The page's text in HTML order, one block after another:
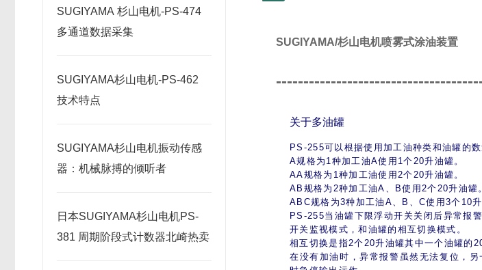
SUGIYAMA 杉山电机-PS-474
多通道数据采集
SUGIYAMA杉山电机-PS-462
技术特点
SUGIYAMA杉山电机振动传感
器：机械脉搏的倾听者
日本SUGIYAMA杉山电机PS-
381 周期阶段式计数器北崎热卖
SUGIYAMA/杉山电机喷雾式涂油装置
关于多油罐
PS-255可以根据使用加工油种类和油罐的
A规格为1种加工油A使用1个20升油罐。
AA规格为1种加工油使用2个20升油罐。
AB规格为2种加工油A、B使用2个20升油罐
ABC规格为3种加工油A、B、C使用3个10升
PS-255当油罐下限浮动开关关闭后异常报
开关监视模式，和油罐的相互切换模式。
相互切换是指2个20升油罐其中一个油罐的
在没有加油时，异常报警虽然无法复位，